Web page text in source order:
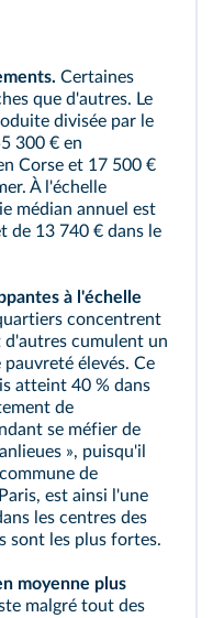
Certaines
que d'autres. Le
divisée par le
300 € en
Corse et 17 500 €
À l'échelle
médian annuel est
de 13 740 € dans le
à l'échelle
concentrent
d'autres cumulent un
pauvreté élevés. Ce
atteint 40 % dans
de
se méfier de
», puisqu'il
de
est ainsi l'une
les centres des
sont les plus fortes.
moyenne plus
malgré tout des